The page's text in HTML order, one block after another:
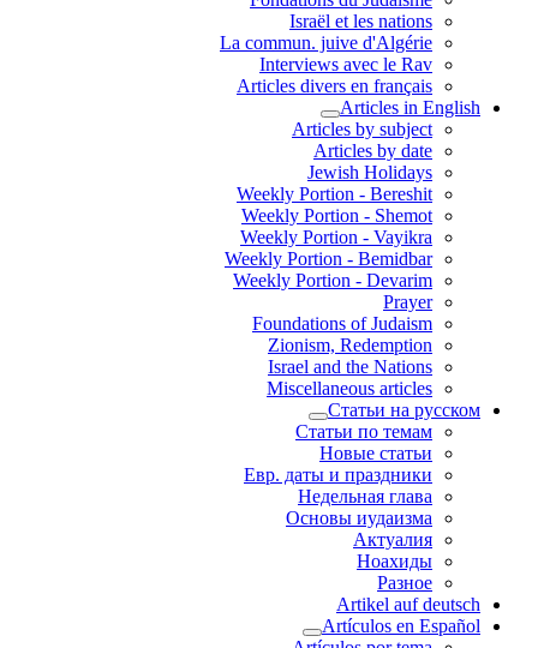
Israël et les nations
La commun. juive d'Algérie
Interviews avec le Rav
Articles divers en français
Articles in English
Articles by subject
Articles by date
Jewish Holidays
Weekly Portion - Bereshit
Weekly Portion - Shemot
Weekly Portion - Vayikra
Weekly Portion - Bemidbar
Weekly Portion - Devarim
Prayer
Foundations of Judaism
Zionism, Redemption
Israel and the Nations
Miscellaneous articles
Статьи на русском
Статьи по темам
Новые статьи
Евр. даты и праздники
Недельная глава
Основы иудаизма
Актуалия
Ноахиды
Разное
Artikel auf deutsch
Artículos en Español